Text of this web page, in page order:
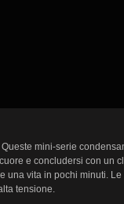
mini-serie
e concludersi con un
una vita in pochi minuti.
tensione.